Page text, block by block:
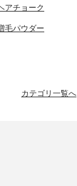
アチョーク
毛パウダー
カテゴリ一覧へ